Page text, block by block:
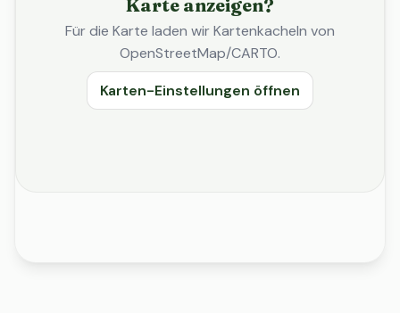
Karte anzeigen?
Für die Karte laden wir Kartenkacheln von
OpenStreetMap/CARTO.
Karten-Einstellungen öffnen